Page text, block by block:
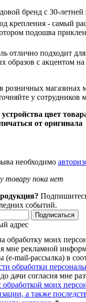
бренд с 30-летней
крепления - самый
подошва
отлично подходит
образов с акцентом на
розничных магазинах
у сотрудников
цвет
от оригинала
необходимо
товару пока нет
событий.
Подписаться
адрес
обработку моих
мне рекламной
(e-mail-рассылка) в
обработки
дачи согласия мне
обработкой моих
а также